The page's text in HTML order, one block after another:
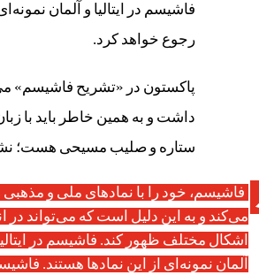
فاشیسم در ایتالیا و آلمان
رجوع خواهد کرد.
پاکستون در «تشریح فاشیسم»
داشت و به همین خاطر باید با
ستاره و صلیب مسیحی هست؛
فاشیسم، خود را با نمادهای ملی و
می‌کند و به این دلیل است که می‌تواند در
اشکال مختلف ظهور کند. فاشیسم در
آلمان نمونه‌ای از این نمادها هستند.